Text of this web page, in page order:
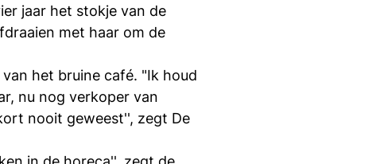
jaar het stokje van de
met haar om de
het bruine café. "Ik houd
nu nog verkoper van
nooit geweest'', zegt De